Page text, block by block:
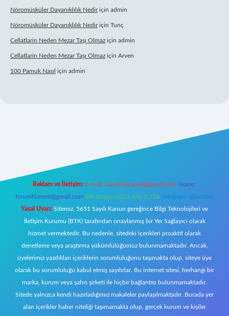
Nöromüsküler Dayanıklılık Nediriçin admin
Nöromüsküler Dayanıklılık Nediriçin Tunç
Cellatlarin Neden Mezar Taşı Olmaz için admin
Cellatlarin Neden Mezar Taşı Olmaz için Arven
100 Pamuk Nasıl için admin
Reklam ve İletişim: E-mail: backlinkpaneli@gmail.com Teams:
forumhizmeti@gmail.com Whatsapp: 0262 606 0 726 Telegram: @karabul
Yasal Uyarı: Sitemiz, 5651 Sayılı Kanun gereğince Bilgi Teknolojileri ve
İletişim Kurumu (BTK) tarafından onaylanmış bir Yer Sağlayıcı olarak
hizmet vermektedir. Bu nedenle, sitedeki içerikleri proaktif olarak
denetleme veya araştırma yükümlülüğümüz bulunmamaktadır. Ancak,
üyelerimiz yazdıkları içeriklerin sorumluluğunu taşımakta olup, siteye üye
olarak bu sorumluluğu kabul etmiş sayılırlar. Bu internet sitesi, herhangi bir
marka, kurum veya şahıs şirketi ile hiçbir bağlantısı bulunmamaktadır.
Sitede yalnızca kendi hazırladığımız makaleler paylaşılmaktadır. Burada yer
alan içerikler haber niteliği taşımamakta olup, gerçek kurum ve kişiler